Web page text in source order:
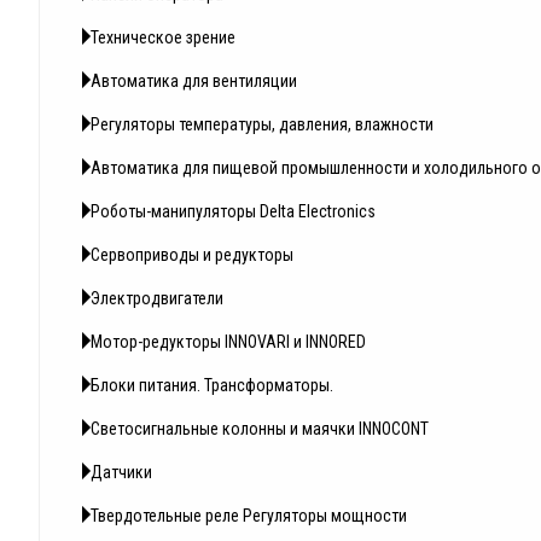
Техническое зрение
Автоматика для вентиляции
Регуляторы температуры, давления, влажности
Автоматика для пищевой промышленности и холодильного
Роботы-манипуляторы Delta Electronics
Сервоприводы и редукторы
Электродвигатели
Мотор-редукторы INNOVARI и INNORED
Блоки питания. Трансформаторы.
Светосигнальные колонны и маячки INNOCONT
Датчики
Твердотельные реле Регуляторы мощности